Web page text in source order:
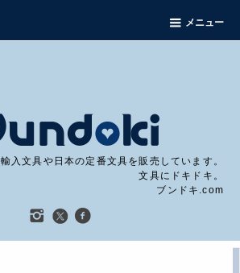
メニュー
輸入文具や日本の定番文具を販売しています。
文具にドキドキ。
ブンドキ.com